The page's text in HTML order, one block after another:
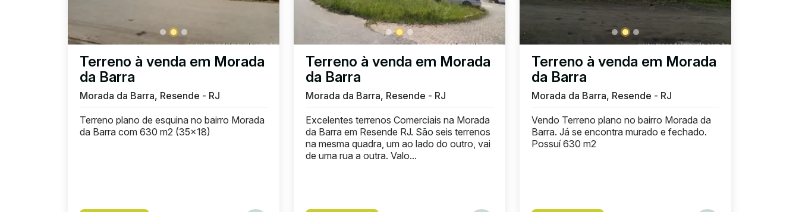
Terreno à venda em Morada
da Barra
Morada da Barra, Resende - RJ
Terreno plano de esquina no bairro Morada
da Barra com 630 m2 (35x18)
Terreno à venda em Morada
da Barra
Morada da Barra, Resende - RJ
Excelentes terrenos Comerciais na Morada
da Barra em Resende RJ. São seis terrenos
na mesma quadra, um ao lado do outro, vai
de uma rua a outra. Valo...
Terreno à venda em Morada
da Barra
Morada da Barra, Resende - RJ
Vendo Terreno plano no bairro Morada da
Barra. Já se encontra murado e fechado.
Possuí 630 m2